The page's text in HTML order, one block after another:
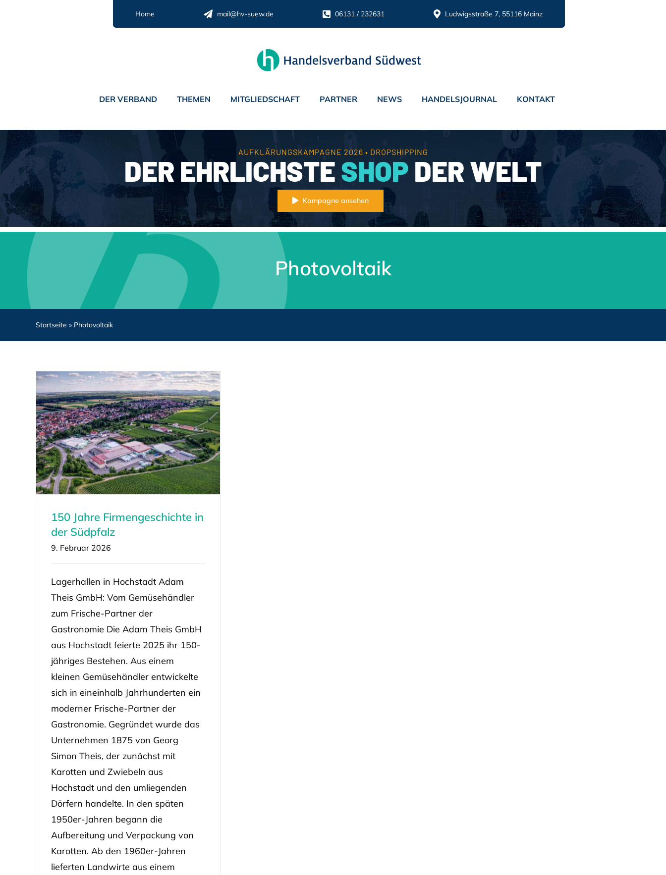
Home mail@hv-suew.de 06131 / 232631 Ludwigsstraße 7, 55116 Mainz
DER VERBAND THEMEN MITGLIEDSCHAFT PARTNER NEWS HANDELSJOURNAL KONTAKT
AUFKLÄRUNGSKAMPAGNE 2026 • DROPSHIPPING
DER EHRLICHSTESHOP DER WELT
Kampagne ansehen
Photovoltaik
Startseite » Photovoltaik
150 Jahre Firmengeschichte in
der Südpfalz
9. Februar 2026
Lagerhallen in Hochstadt Adam
Theis GmbH: Vom Gemüsehändler
zum Frische-Partner der
Gastronomie Die Adam Theis GmbH
aus Hochstadt feierte 2025 ihr 150-
jähriges Bestehen. Aus einem
kleinen Gemüsehändler entwickelte
sich in eineinhalb Jahrhunderten ein
moderner Frische-Partner der
Gastronomie. Gegründet wurde das
Unternehmen 1875 von Georg
Simon Theis, der zunächst mit
Karotten und Zwiebeln aus
Hochstadt und den umliegenden
Dörfern handelte. In den späten
1950er-Jahren begann die
Aufbereitung und Verpackung von
Karotten. Ab den 1960er-Jahren
lieferten Landwirte aus einem